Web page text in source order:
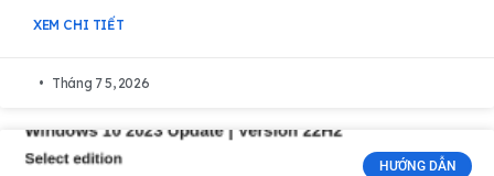
XEM CHI TIẾT
Tháng 7 5, 2026
HƯỚNG DẪN